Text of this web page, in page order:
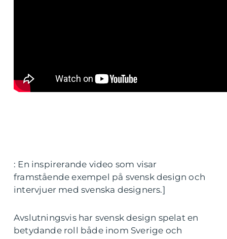
: En inspirerande video som visar
framstående exempel på svensk design och
intervjuer med svenska designers.]
Avslutningsvis har svensk design spelat en
betydande roll både inom Sverige och